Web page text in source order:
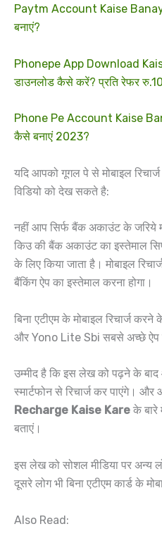
Paytm Account Kaise
बनाएं?
Phonepe App Download
डाउनलोड कैसे करें? प्रति रेफर
Phone Pe Account Kaise
कैसे बनाएं 2023?
यदि आपको गूगल पे से मोबाइल
विडियो को देख सकते है:
नहीं आप सिर्फ बैंक अकाउंट के जरिये
किउ की बैंक अकाउंट का इस्तेमाल
के लिए किया जाता है। मोबाइल
बैंकिंग ऐप का इस्तेमाल करना होगा।
बिना एटीएम के मोबाइल रिचार्ज
और Yono Lite Sbi सबसे अच्छे ऐप
उम्मीद है कि इस लेख को पढ़ने के
स्मार्टफोन से रिचार्ज कर पाएंगे।
Recharge Kaise Kare के बारे
बताएं।
इस लेख को सोशल मीडिया पर अन्य
दूसरे लोग भी बिना एटीएम कार्ड के
Also Read: